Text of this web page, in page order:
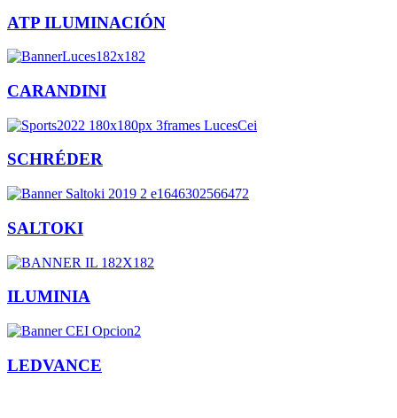
ATP ILUMINACIÓN
CARANDINI
SCHRÉDER
SALTOKI
ILUMINIA
LEDVANCE